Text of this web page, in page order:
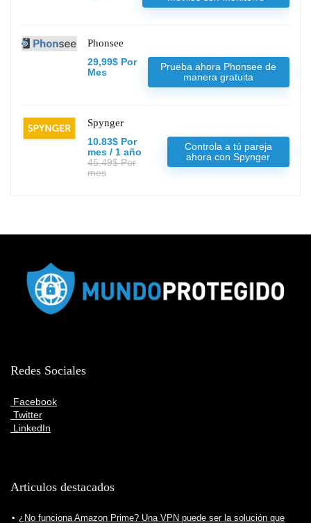
Phonsee
29,99$ Por
Mes
Prueba ahora Phonsee de
manera gratuita
Spynger
10.83$ Por
mes / 1 año
45.49$ Por
mes
Controla a tú pareja
ahora con Spynger
Redes Sociales
Facebook
Twitter
LinkedIn
Articulos destacados
¿No funciona Amazon Prime? Una VPN puede ser la solución que